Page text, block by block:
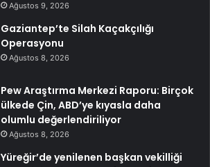
Ağustos 9, 2026
Gaziantep’te Silah Kaçakçılığı
Operasyonu
Ağustos 8, 2026
Pew Araştırma Merkezi Raporu: Birçok
ülkede Çin, ABD’ye kıyasla daha
olumlu değerlendiriliyor
Ağustos 8, 2026
Yüreğir’de yenilenen başkan vekilliği